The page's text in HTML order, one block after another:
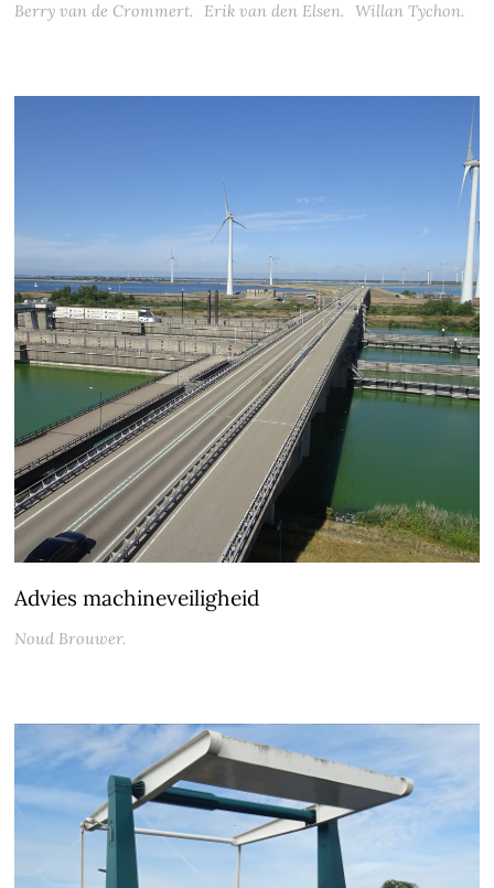
Berry van de Crommert. Erik van den Elsen. Willan Tychon.
Advies machineveiligheid
Noud Brouwer.